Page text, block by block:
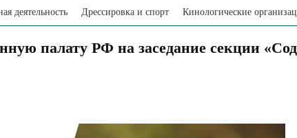
деятельность Дрессировка и спорт Кинологические
палату РФ на заседание секции